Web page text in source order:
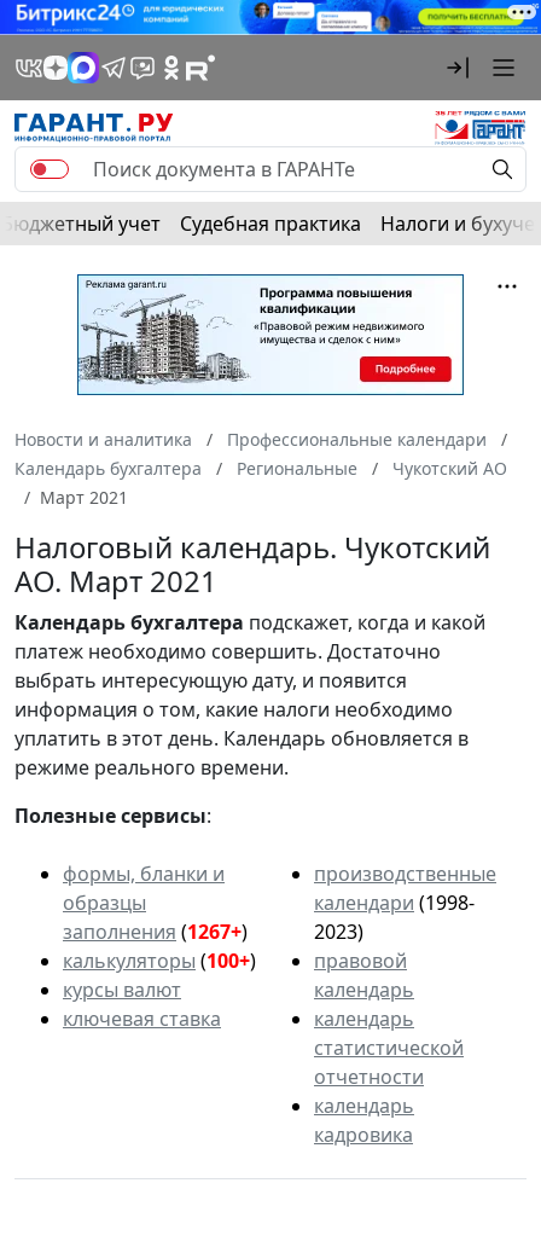
Бюджетный учет Судебная практика Налоги и
Новости и аналитика
Профессиональные календари
Календарь бухгалтера
Региональные
Чукотский АО
Март 2021
Налоговый календарь. Чукотский
АО. Март 2021
Календарьбухгалтера подскажет, когда и какой
платеж необходимо совершить. Достаточно
выбрать интересующую дату, и появится
информация о том, какие налоги необходимо
уплатить в этот день. Календарь обновляется в
режиме реального времени.
Полезные сервисы:
формы, бланки и
образцы
заполнения (1267+)
калькуляторы (100+)
курсы валют
ключевая ставка
производственные
календари (1998-
2023)
правовой
календарь
календарь
статистической
отчетности
календарь
кадровика